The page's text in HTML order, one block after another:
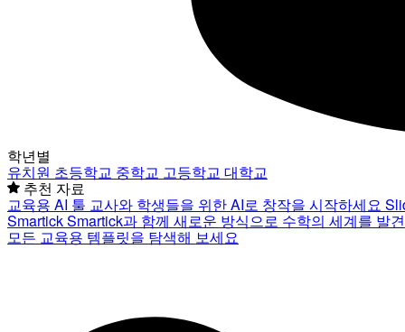
학년별
유치원 초등학교 중학교 고등학교 대학교
추천 자료
교육용 AI 툴 교사와 학생들을 위한 AI로 창작을 시작하세요
SmartickSmartick과 함께 새로운 방식으로 수학의 세계를 발
모든 교육용 템플릿을 탐색해 보세요